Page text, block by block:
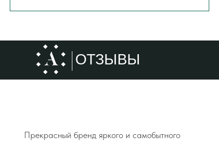
ОТЗЫВЫ
Прекрасный бренд яркого и самобытного